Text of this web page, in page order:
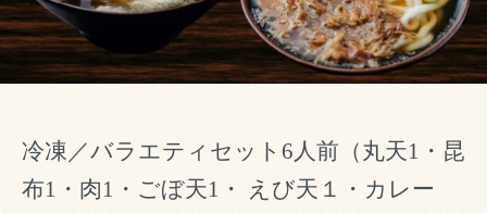
冷凍／バラエティセット6人前（丸天1・昆
布1・肉1・ごぼ天1・ えび天１・カレー